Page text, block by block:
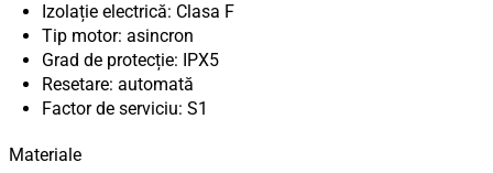
Izolație electrică: Clasa F
Tip motor: asincron
Grad de protecție: IPX5
Resetare: automată
Factor de serviciu: S1
Materiale